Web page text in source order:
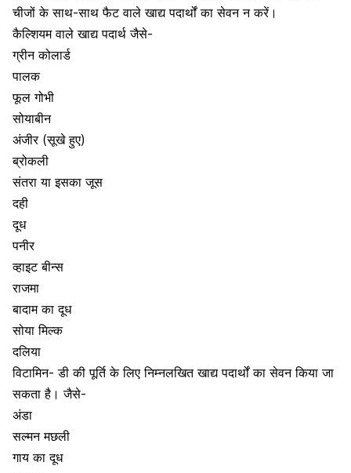
चीजों के साथ-साथ फैट वाले खाद्य पदार्थों का सेवन न करें।
कैल्शियम वाले खाद्य पदार्थ जैसे-
ग्रीन कोलार्ड
पालक
फूल गोभी
सोयाबीन
अंजीर(सूखे हुए)
ब्रोकली
संतरा या इसका जूस
दही
दूध
पनीर
व्हाइट बीन्स
राजमा
बादाम का दूध
सोया मिल्क
दलिया
विटामिन- डी की पूर्ति के लिए निम्नलखित खाद्य पदार्थों का सेवन किया जा
सकता है। जैसे-
अंडा
सल्मन मछली
गाय का दूध